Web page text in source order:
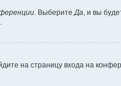
. ВыберитеДа, и вы
на страницу входа на